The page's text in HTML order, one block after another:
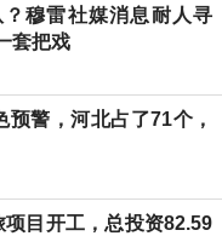
穆雷社媒消息耐人寻
套把戏
警，河北占了71个，
项目开工，总投资82.59